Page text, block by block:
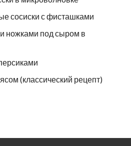
сосиски с фисташками
ножками под сыром в
(классический рецепт)